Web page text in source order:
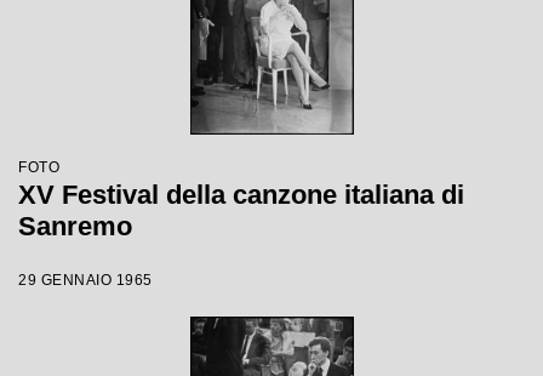
FOTO
XV Festival della canzone italiana di
Sanremo
29 GENNAIO 1965